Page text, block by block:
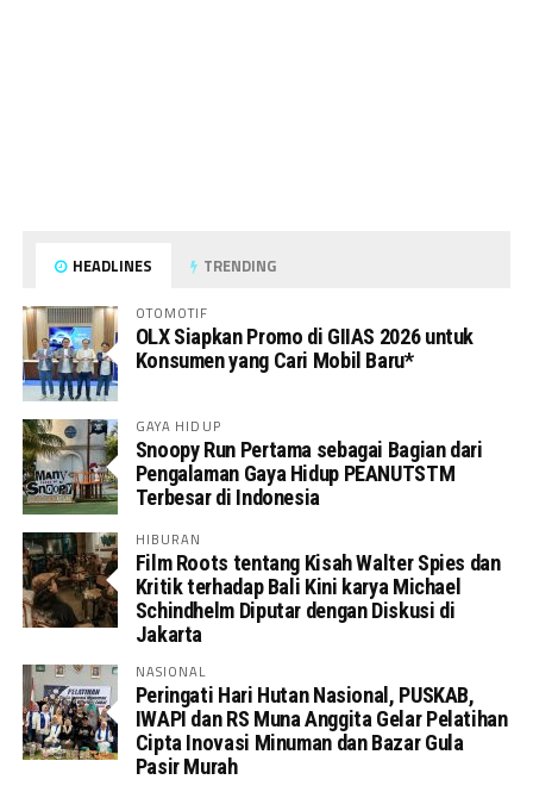
HEADLINES TRENDING
OTOMOTIF
OLX Siapkan Promo di GIIAS 2026 untuk
Konsumen yang Cari Mobil Baru*
GAYA HIDUP
Snoopy Run Pertama sebagai Bagian dari
Pengalaman Gaya Hidup PEANUTSTM
Terbesar di Indonesia
HIBURAN
Film Roots tentang Kisah Walter Spies dan
Kritik terhadap Bali Kini karya Michael
Schindhelm Diputar dengan Diskusi di
Jakarta
NASIONAL
Peringati Hari Hutan Nasional, PUSKAB,
IWAPI dan RS Muna Anggita Gelar Pelatihan
Cipta Inovasi Minuman dan Bazar Gula
Pasir Murah